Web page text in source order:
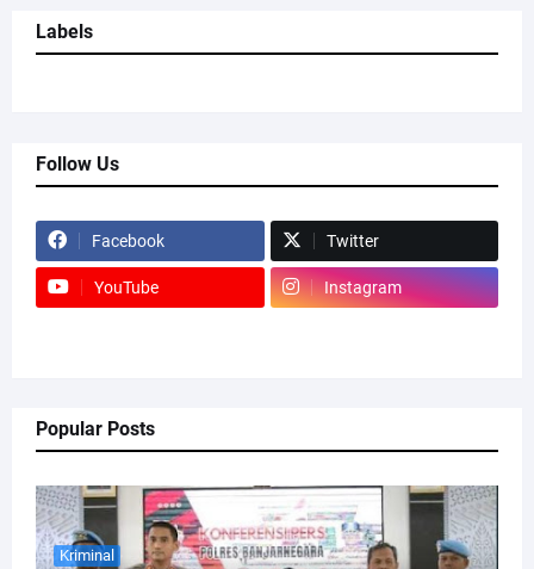
Labels
Follow Us
Facebook Twitter
YouTube Instagram
Popular Posts
Kriminal